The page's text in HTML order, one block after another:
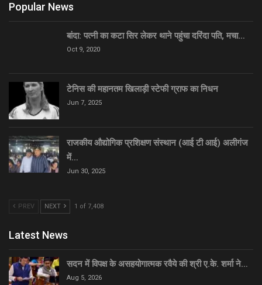
Popular News
बांदा: पत्नी का कटा सिर लेकर थाने पहुंचा दरिंदा पति, मचा…
Oct 9, 2020
टेनिस की महानतम खिलाड़ी स्टेफी ग्राफ का निधन
Jun 7, 2025
राजकीय औद्योगिक प्रशिक्षण संस्थान (आई टी आई) अलीगंज
में…
Jun 30, 2025
PREV NEXT 1 of 7,408
Latest News
सदन में विपक्ष के असहयोगात्मक रवैये की श्री ए.के. शर्मा ने…
Aug 5, 2026